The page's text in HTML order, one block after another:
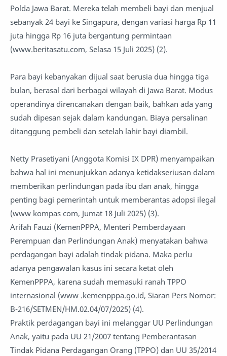
Polda Jawa Barat. Mereka telah membeli bayi dan menjual
sebanyak 24 bayi ke Singapura, dengan variasi harga Rp 11
juta hingga Rp 16 juta bergantung permintaan
(www.beritasatu.com, Selasa 15 Juli 2025) (2).
Para bayi kebanyakan dijual saat berusia dua hingga tiga
bulan, berasal dari berbagai wilayah di Jawa Barat. Modus
operandinya direncanakan dengan baik, bahkan ada yang
sudah dipesan sejak dalam kandungan. Biaya persalinan
ditanggung pembeli dan setelah lahir bayi diambil.
Netty Prasetiyani (Anggota Komisi IX DPR) menyampaikan
bahwa hal ini menunjukkan adanya ketidakseriusan dalam
memberikan perlindungan pada ibu dan anak, hingga
penting bagi pemerintah untuk memberantas adopsi ilegal
(www kompas com, Jumat 18 Juli 2025) (3).
Arifah Fauzi (KemenPPPA, Menteri Pemberdayaan
Perempuan dan Perlindungan Anak) menyatakan bahwa
perdagangan bayi adalah tindak pidana. Maka perlu
adanya pengawalan kasus ini secara ketat oleh
KemenPPPA, karena sudah memasuki ranah TPPO
internasional (www .kemenpppa.go.id, Siaran Pers Nomor:
B-216/SETMEN/HM.02.04/07/2025) (4).
Praktik perdagangan bayi ini melanggar UU Perlindungan
Anak, yaitu pada UU 21/2007 tentang Pemberantasan
Tindak Pidana Perdagangan Orang (TPPO) dan UU 35/2014